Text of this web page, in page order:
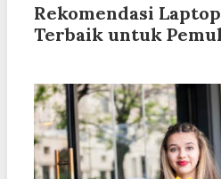
Rekomendasi
Terbaik untuk